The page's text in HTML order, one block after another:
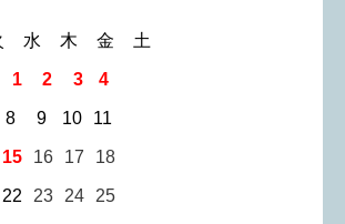
水 木 金 土
1 2 3 4
8 9 10 11
15 16 17 18
22 23 24 25